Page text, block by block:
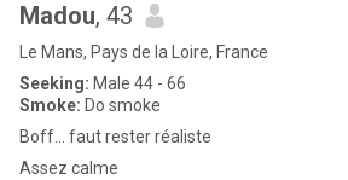
Madou, 43
Le Mans, Pays de la Loire, France
Seeking: Male 44 - 66
Smoke: Do smoke
Boff... faut rester réaliste
Assez calme